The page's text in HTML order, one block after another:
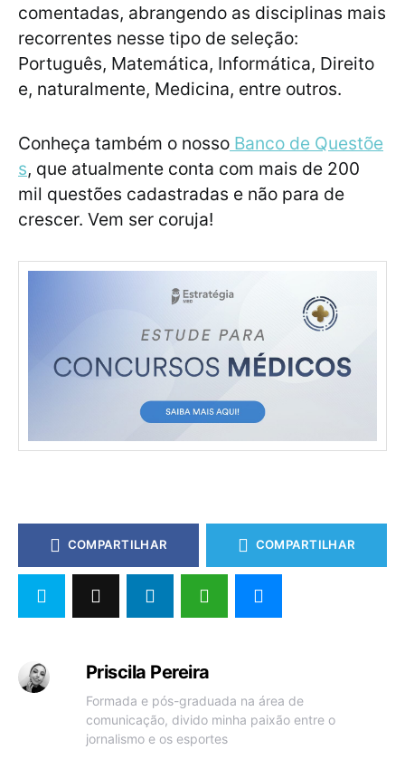
comentadas, abrangendo as disciplinas mais
recorrentes nesse tipo de seleção:
Português, Matemática, Informática, Direito
e, naturalmente, Medicina, entre outros.
Conheça também o nosso Banco de Questõe
s, que atualmente conta com mais de 200
mil questões cadastradas e não para de
crescer. Vem ser coruja!
COMPARTILHAR COMPARTILHAR
Priscila Pereira
Formada e pós-graduada na área de
comunicação, divido minha paixão entre o
jornalismo e os esportes